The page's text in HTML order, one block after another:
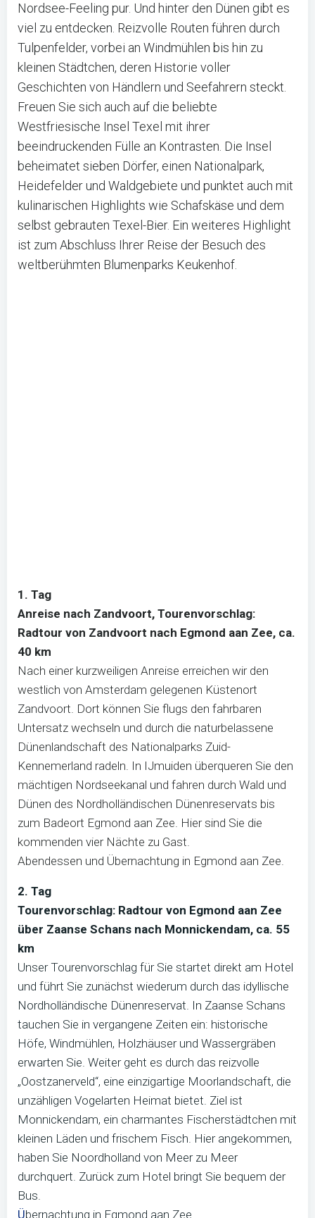
Nordsee-Feeling pur. Und hinter den Dünen gibt es
viel zu entdecken. Reizvolle Routen führen durch
Tulpenfelder, vorbei an Windmühlen bis hin zu
kleinen Städtchen, deren Historie voller
Geschichten von Händlern und Seefahrern steckt.
Freuen Sie sich auch auf die beliebte
Westfriesische Insel Texel mit ihrer
beeindruckenden Fülle an Kontrasten. Die Insel
beheimatet sieben Dörfer, einen Nationalpark,
Heidefelder und Waldgebiete und punktet auch mit
kulinarischen Highlights wie Schafskäse und dem
selbst gebrauten Texel-Bier. Ein weiteres Highlight
ist zum Abschluss Ihrer Reise der Besuch des
weltberühmten Blumenparks Keukenhof.
1. Tag
Anreise nach Zandvoort, Tourenvorschlag:
Radtour von Zandvoort nach Egmond aan Zee, ca.
40 km
Nach einer kurzweiligen Anreise erreichen wir den
westlich von Amsterdam gelegenen Küstenort
Zandvoort. Dort können Sie flugs den fahrbaren
Untersatz wechseln und durch die naturbelassene
Dünenlandschaft des Nationalparks Zuid-
Kennemerland radeln. In IJmuiden überqueren Sie den
mächtigen Nordseekanal und fahren durch Wald und
Dünen des Nordholländischen Dünenreservats bis
zum Badeort Egmond aan Zee. Hier sind Sie die
kommenden vier Nächte zu Gast.
Abendessen und Übernachtung in Egmond aan Zee.
2. Tag
Tourenvorschlag: Radtour von Egmond aan Zee
über Zaanse Schans nach Monnickendam, ca. 55
km
Unser Tourenvorschlag für Sie startet direkt am Hotel
und führt Sie zunächst wiederum durch das idyllische
Nordholländische Dünenreservat. In Zaanse Schans
tauchen Sie in vergangene Zeiten ein: historische
Höfe, Windmühlen, Holzhäuser und Wassergräben
erwarten Sie. Weiter geht es durch das reizvolle
„Oostzanerveld“, eine einzigartige Moorlandschaft, die
unzähligen Vogelarten Heimat bietet. Ziel ist
Monnickendam, ein charmantes Fischerstädtchen mit
kleinen Läden und frischem Fisch. Hier angekommen,
haben Sie Noordholland von Meer zu Meer
durchquert. Zurück zum Hotel bringt Sie bequem der
Bus.
Übernachtung in Egmond aan Zee.